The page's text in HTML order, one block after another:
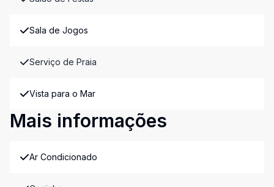
Sala de Jogos
Serviço de Praia
Vista para o Mar
Mais informações
Ar Condicionado